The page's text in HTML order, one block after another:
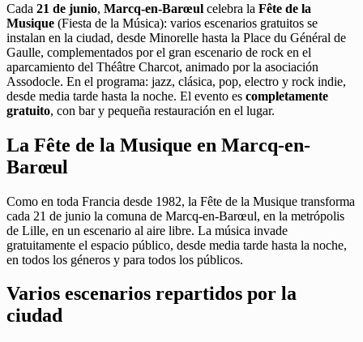
Cada 21 de junio, Marcq-en-Barœul celebra la Fête de la
Musique (Fiesta de la Música): varios escenarios gratuitos se
instalan en la ciudad, desde Minorelle hasta la Place du Général de
Gaulle, complementados por el gran escenario de rock en el
aparcamiento del Théâtre Charcot, animado por la asociación
Assodocle. En el programa: jazz, clásica, pop, electro y rock indie,
desde media tarde hasta la noche. El evento es completamente
gratuito, con bar y pequeña restauración en el lugar.
La Fête de la Musique en Marcq-en-
Barœul
Como en toda Francia desde 1982, la Fête de la Musique transforma
cada 21 de junio la comuna de Marcq-en-Barœul, en la metrópolis
de Lille, en un escenario al aire libre. La música invade
gratuitamente el espacio público, desde media tarde hasta la noche,
en todos los géneros y para todos los públicos.
Varios escenarios repartidos por la
ciudad